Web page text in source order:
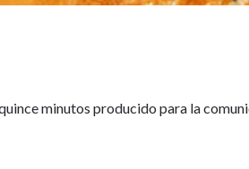
minutos producido para la